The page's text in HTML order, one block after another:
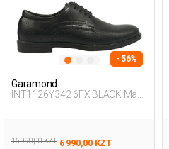
- 56%
Garamond
INT1126Y342 6FX BLACK Man
15 990,00 KZT 6 990,00 KZT